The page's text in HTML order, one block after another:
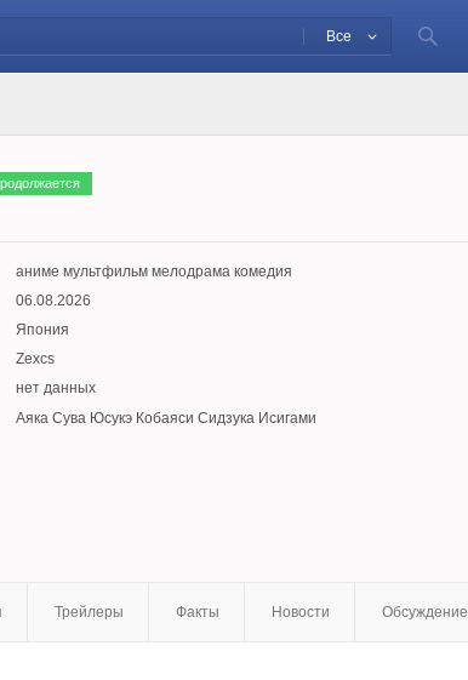
Все
аниме мультфильм мелодрама комедия
06.08.2026
Япония
Zexcs
нет данных
Аяка Сува Юсукэ Кобаяси Сидзука Исигами
Трейлеры Факты Новости Обсуждение